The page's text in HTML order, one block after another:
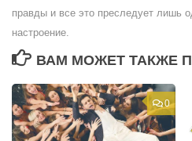
правды и все это преследует лишь
настроение.
ВАМ МОЖЕТ ТАКЖЕ
0